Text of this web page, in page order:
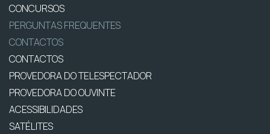
CONCURSOS
PERGUNTAS FREQUENTES
CONTACTOS
CONTACTOS
PROVEDORA DO TELESPECTADOR
PROVEDORA DO OUVINTE
ACESSIBILIDADES
SATÉLITES